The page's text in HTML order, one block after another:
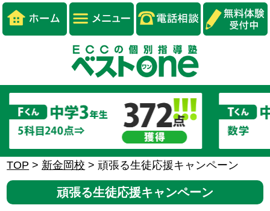
TOP > 新金岡校 >頑張る生徒応援キャンペーン
頑張る生徒応援キャンペーン